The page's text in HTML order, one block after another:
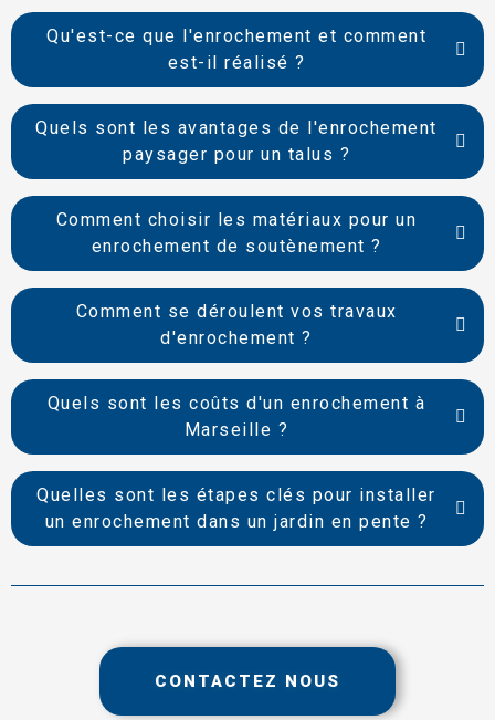
Qu'est-ce que l'enrochement et comment
est-il réalisé ?
Quels sont les avantages de l'enrochement
paysager pour un talus ?
Comment choisir les matériaux pour un
enrochement de soutènement ?
Comment se déroulent vos travaux
d'enrochement ?
Quels sont les coûts d'un enrochement à
Marseille ?
Quelles sont les étapes clés pour installer
un enrochement dans un jardin en pente ?
CONTACTEZ NOUS